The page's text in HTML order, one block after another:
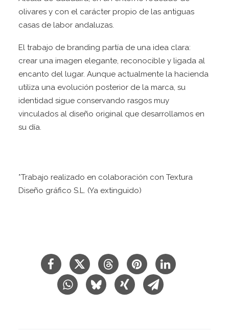
olivares y con el carácter propio de las antiguas
casas de labor andaluzas.
El trabajo de branding partía de una idea clara:
crear una imagen elegante, reconocible y ligada al
encanto del lugar. Aunque actualmente la hacienda
utiliza una evolución posterior de la marca, su
identidad sigue conservando rasgos muy
vinculados al diseño original que desarrollamos en
su día.
*Trabajo realizado en colaboración con Textura
Diseño gráfico S.L. (Ya extinguido)